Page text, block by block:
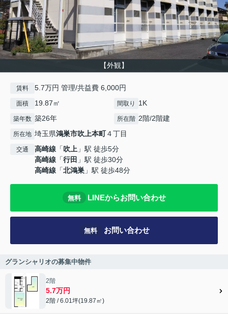
【外観】
賃料 5.7万円 管理/共益費 6,000円
面積 19.87㎡ 間取り 1K
築年数 築26年 所在階 2階/2階建
所在地 埼玉県鴻巣市吹上本町４丁目
交通 高崎線 「吹上 」駅 徒歩5分
高崎線 「行田 」駅 徒歩30分
高崎線 「北鴻巣 」駅 徒歩48分
無料 LINEからお問い合わせ
無料 お問い合わせ
グランシャリオの募集中物件
2階
5.7万円
2階 / 6.01坪(19.87㎡)